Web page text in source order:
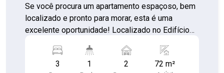
Se você procura um apartamento espaçoso, bem
localizado e pronto para morar, esta é uma
excelente oportunidade! Localizado no Edifício
72 m² muito bem distribuídos. São 3 dormitórios,
sendo um deles com sacada, proporcionando
3 1 2 72 m²